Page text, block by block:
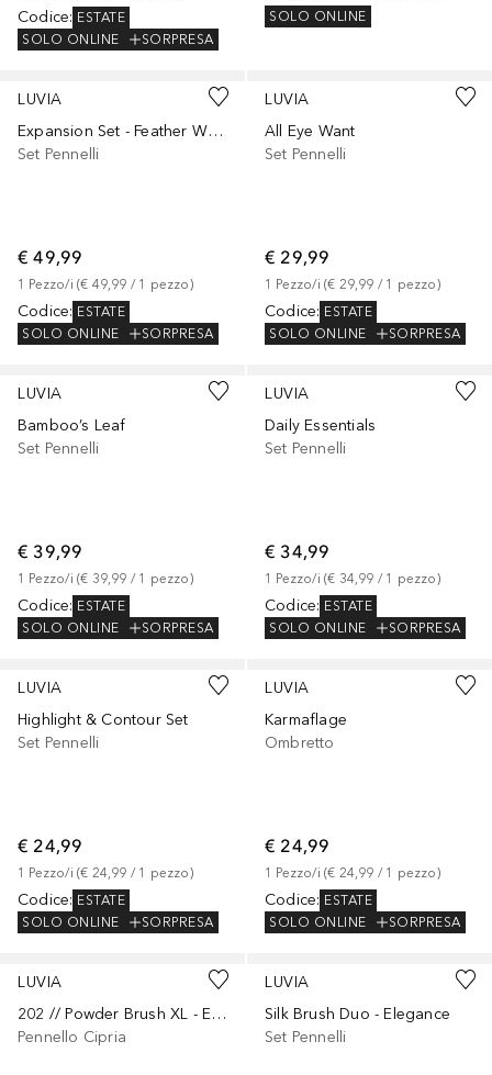
Codice: ESTATE
SOLO ONLINE
SORPRESA
SOLO ONLINE
LUVIA
Expansion Set - Feather White
Set Pennelli
€ 49,99
1 Pezzo/i (€ 49,99 / 1 pezzo)
Codice: ESTATE
SOLO ONLINE
SORPRESA
LUVIA
All Eye Want
Set Pennelli
€ 29,99
1 Pezzo/i (€ 29,99 / 1 pezzo)
Codice: ESTATE
SOLO ONLINE
SORPRESA
LUVIA
Bamboo’s Leaf
Set Pennelli
€ 39,99
1 Pezzo/i (€ 39,99 / 1 pezzo)
Codice: ESTATE
SOLO ONLINE SORPRESA
LUVIA
Daily Essentials
Set Pennelli
€ 34,99
1 Pezzo/i (€ 34,99 / 1 pezzo)
Codice: ESTATE
SOLO ONLINE SORPRESA
LUVIA
Highlight & Contour Set
Set Pennelli
€ 24,99
1 Pezzo/i (€ 24,99 / 1 pezzo)
Codice: ESTATE
SOLO ONLINE
SORPRESA
LUVIA
Karmaflage
Ombretto
€ 24,99
1 Pezzo/i (€ 24,99 / 1 pezzo)
Codice: ESTATE
SOLO ONLINE
SORPRESA
LUVIA
202 // Powder Brush XL - Elegance
Pennello Cipria
LUVIA
Silk Brush Duo - Elegance
Set Pennelli